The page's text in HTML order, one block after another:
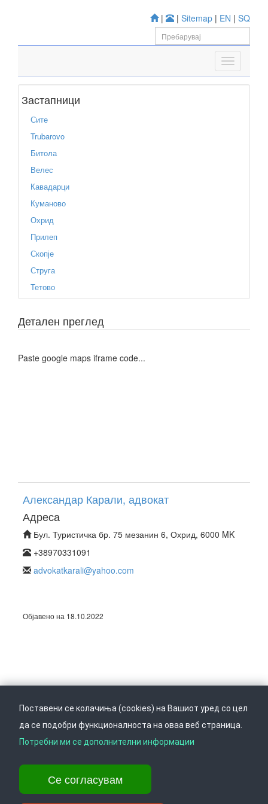
| | Sitemap | EN | SQ
Застапници
Сите
Trubarovo
Битола
Велес
Кавадарци
Куманово
Охрид
Прилеп
Скопје
Струга
Тетово
Детален преглед
Paste google maps iframe code...
Александар Карали, адвокат
Адреса
Бул. Туристичка бр. 75 мезанин 6, Охрид, 6000 MK
+38970331091
advokatkarali@yahoo.com
Објавено на 18.10.2022
Врати се горе Следете не на
Ул. Даме Груев 14, Катна гаража Беко на 1-виот кат, 1000 Скопје,
Поставени се колачиња (cookies) на Вашиот уред со цел
да се подобри функционалноста на оваа веб страница.
Потребни ми се дополнителни информации
Се согласувам